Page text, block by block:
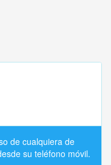
de cualquiera de
su teléfono móvil.